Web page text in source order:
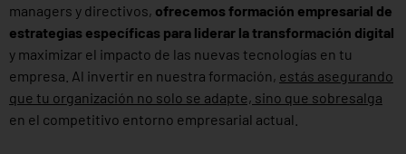
managers y directivos, ofrecemos formación empresarial de
estrategias específicas para liderar la transformación digital
y maximizar el impacto de las nuevas tecnologías en tu
empresa. Al invertir en nuestra formación, estás asegurando
que tu organización no solo se adapte, sino que sobresalga
en el competitivo entorno empresarial actual.